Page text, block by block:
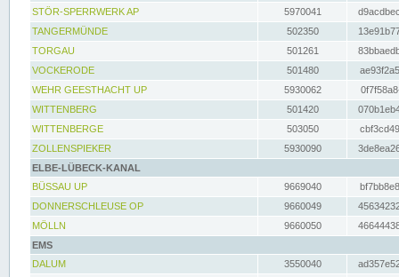
STÖR-SPERRWERK AP 5970041
TANGERMÜNDE
502350
TORGAU
501261
VOCKERODE
501480
WEHR GEESTHACHT UP
5930062
WITTENBERG
501420
WITTENBERGE
503050
ZOLLENSPIEKER
5930090
ELBE-LÜBECK-KANAL
BÜSSAU UP
9669040
DONNERSCHLEUSE OP
9660049
MÖLLN
9660050
EMS
DALUM
3550040